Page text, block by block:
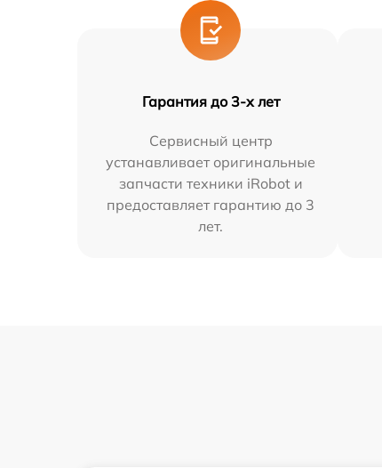
Гарантия до 3-х лет
Сервисный центр
устанавливает оригинальные
запчасти техники iRobot и
предоставляет гарантию до 3
лет.